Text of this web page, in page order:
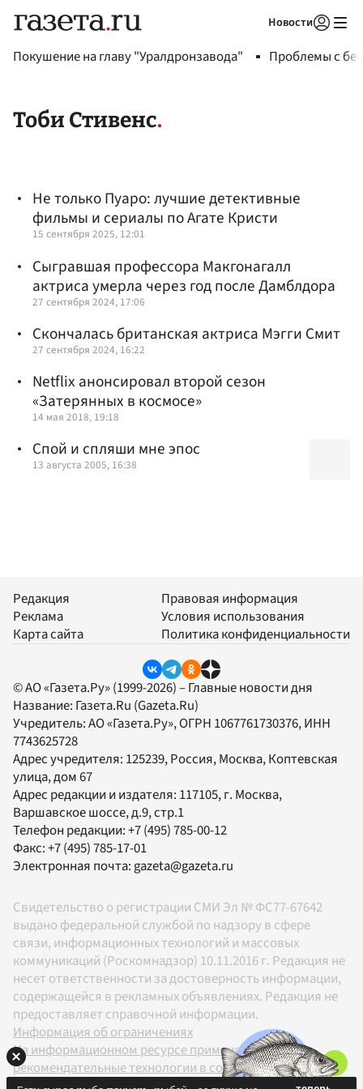
Новости
Покушение на главу "Уралдронзавода" Проблемы с
Тоби Стивенс
Не только Пуаро: лучшие детективные
фильмы и сериалы по Агате Кристи
15 сентября 2025, 12:01
Сыгравшая профессора Макгонагалл
актриса умерла через год после Дамблдора
27 сентября 2024, 17:06
Скончалась британская актриса Мэгги Смит
27 сентября 2024, 16:22
Netflix анонсировал второй сезон
«Затерянных в космосе»
14 мая 2018, 19:18
Спой и спляши мне эпос
13 августа 2005, 16:38
Редакция
Реклама
Карта сайта
Правовая информация
Условия использования
Политика конфиденциальности
© АО «Газета.Ру» (1999-2026) – Главные новости дня
Название: Газета.Ru (Gazeta.Ru)
Учредитель:АО «Газета.Ру», ОГРН 1067761730376, ИНН
7743625728
Адрес учредителя: 125239, Россия, Москва, Коптевская
улица, дом 67
Адрес редакции и издателя: 117105, г. Москва,
Варшавское шоссе, д.9, стр.1
Телефон редакции:+7 (495) 785-00-12
Факс:+7 (495) 785-17-01
Электронная почта:gazeta@gazeta.ru
Свидетельство о регистрации СМИ Эл № ФС77-67642
выдано федеральной службой по надзору в сфере
связи, информационных технологий и массовых
коммуникаций (Роскомнадзор) 10.11.2016 г. Редакция не
несет ответственности за достоверность информации,
содержащейся в рекламных объявлениях. Редакция не
предоставляет справочной информации.
Информация об ограничениях
На информационном ресурсе применяются
рекомендательные технологии в соответствии с